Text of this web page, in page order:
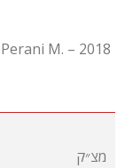
M. – 2018
מצ״ק